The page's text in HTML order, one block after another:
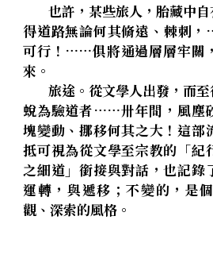
        也許，某些旅人，胎藏中自有其堅柱的驅力，使
得道路無論何其脩遠、棘刺
可行！……俱將通過層層牢關
來。
        旅途。從文學人出發，而至行修者；從思想者，
蛻為驗道者……卅年間，風塵
塊變動、挪移何其之大！這部
抵可視為從文學至宗教的「紀
之細道」銜接與對話，也記錄
運轉，與遞移；不變的，是
觀、深索的風格。
華嚴智海—《道德經》有聲書